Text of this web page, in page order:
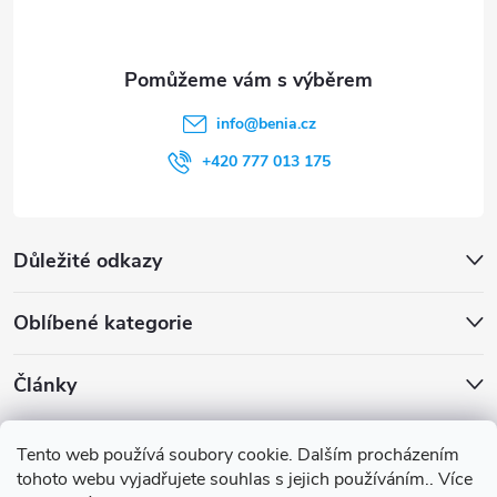
Tento web používá soubory cookie. Dalším procházením
tohoto webu vyjadřujete souhlas s jejich používáním.. Více
Důležité odkazy
Oblíbené kategorie
Články
info@benia.cz
+420 777 013 175